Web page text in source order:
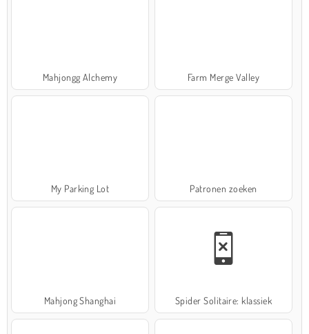
Mahjongg Alchemy Farm Merge Valley
My Parking Lot Patronen zoeken
Mahjong Shanghai Spider Solitaire: klassiek